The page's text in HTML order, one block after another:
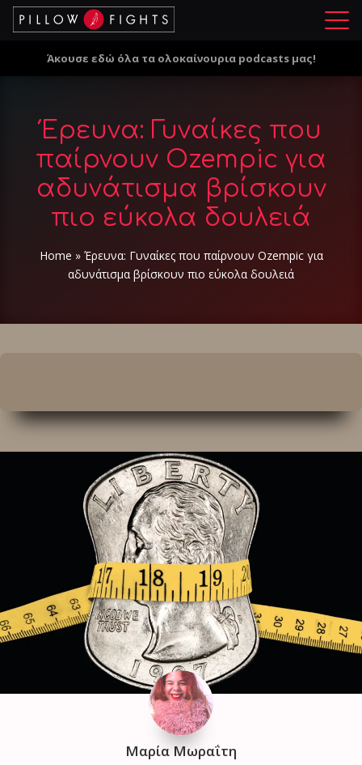
Μ
ο
Άκουσε εδώ όλα τα ολοκαίνουρια podcasts μας!
Έρευνα: Γυναίκες που
παίρνουν Ozempic για
αδυνάτισμα βρίσκουν
πιο εύκολα δουλειά
Home » Έρευνα: Γυναίκες που παίρνουν Ozempic για
αδυνάτισμα βρίσκουν πιο εύκολα δουλειά
Μαρία Μωραΐτη